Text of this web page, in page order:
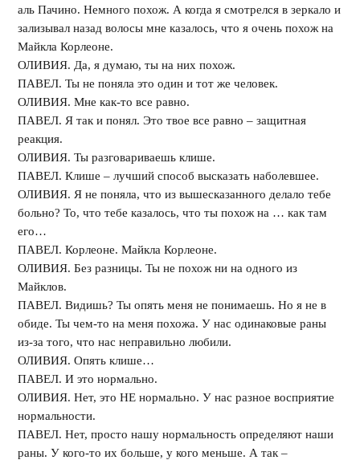
аль Пачино. Немного похож. А когда я смотрелся в зеркало и
зализывал назад волосы мне казалось, что я очень похож на
Майкла Корлеоне.
ОЛИВИЯ. Да, я думаю, ты на них похож.
ПАВЕЛ. Ты не поняла это один и тот же человек.
ОЛИВИЯ. Мне как-то все равно.
ПАВЕЛ. Я так и понял. Это твое все равно – защитная
реакция.
ОЛИВИЯ. Ты разговариваешь клише.
ПАВЕЛ. Клише – лучший способ высказать наболевшее.
ОЛИВИЯ. Я не поняла, что из вышесказанного делало тебе
больно? То, что тебе казалось, что ты похож на … как там
его…
ПАВЕЛ. Корлеоне. Майкла Корлеоне.
ОЛИВИЯ. Без разницы. Ты не похож ни на одного из
Майклов.
ПАВЕЛ. Видишь? Ты опять меня не понимаешь. Но я не в
обиде. Ты чем-то на меня похожа. У нас одинаковые раны
из-за того, что нас неправильно любили.
ОЛИВИЯ. Опять клише…
ПАВЕЛ. И это нормально.
ОЛИВИЯ. Нет, это НЕ нормально. У нас разное восприятие
нормальности.
ПАВЕЛ. Нет, просто нашу нормальность определяют наши
раны. У кого-то их больше, у кого меньше. А так –